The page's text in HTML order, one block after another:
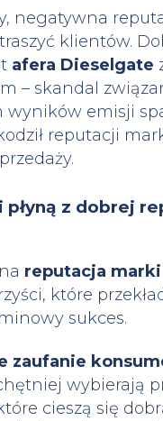
negatywna
klientów.
afera Dieselgate
– skandal
wyników emisji
reputacji
płyną z dobrej
reputacja marki
które
sukces.
zaufanie
wybierają
cieszą się